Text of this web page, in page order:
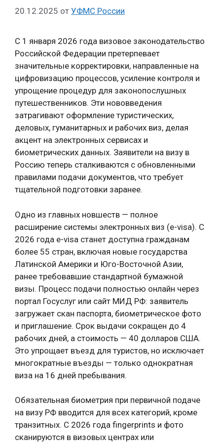
20.12.2025 от УФМС России
С 1 января 2026 года визовое законодательство
Российской Федерации претерпевает
значительные корректировки, направленные на
цифровизацию процессов, усиление контроля и
упрощение процедур для законопослушных
путешественников. Эти нововведения
затрагивают оформление туристических,
деловых, гуманитарных и рабочих виз, делая
акцент на электронных сервисах и
биометрических данных. Заявители на визу в
Россию теперь сталкиваются с обновленными
правилами подачи документов, что требует
тщательной подготовки заранее.
Одно из главных новшеств — полное
расширение системы электронных виз (e-visa). С
2026 года e-visa станет доступна гражданам
более 55 стран, включая новые государства
Латинской Америки и Юго-Восточной Азии,
ранее требовавшие стандартной бумажной
визы. Процесс подачи полностью онлайн через
портал Госуслуг или сайт МИД РФ: заявитель
загружает скан паспорта, биометрическое фото
и приглашение. Срок выдачи сокращен до 4
рабочих дней, а стоимость — 40 долларов США.
Это упрощает въезд для туристов, но исключает
многократные въезды — только однократная
виза на 16 дней пребывания.
Обязательная биометрия при первичной подаче
на визу РФ вводится для всех категорий, кроме
транзитных. С 2026 года fingerprints и фото
сканируются в визовых центрах или